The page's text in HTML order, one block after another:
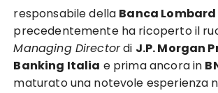
responsabile della Banca
precedentemente ha ricoperto il
Managing Directordi J.P. Morgan
Banking Italia e prima ancora in
maturato una notevole esperienza